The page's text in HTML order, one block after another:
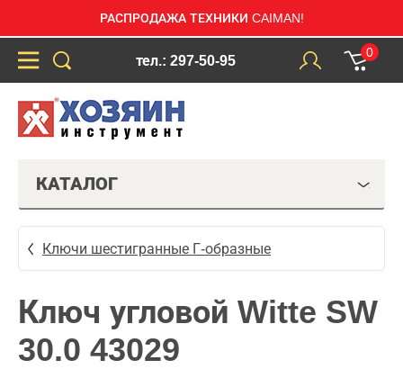
РАСПРОДАЖА ТЕХНИКИ CAIMAN!
тел.: 297-50-95
0
КАТАЛОГ
Ключи шестигранные Г-образные
Ключ угловой Witte SW
30.0 43029